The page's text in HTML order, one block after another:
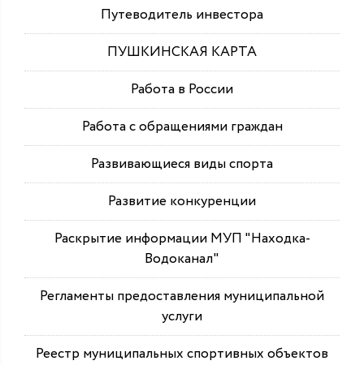
Путеводитель инвестора
ПУШКИНСКАЯ КАРТА
Работа в России
Работа с обращениями граждан
Развивающиеся виды спорта
Развитие конкуренции
Раскрытие информации МУП "Находка-
Водоканал"
Регламенты предоставления муниципальной
услуги
Реестр муниципальных спортивных объектов